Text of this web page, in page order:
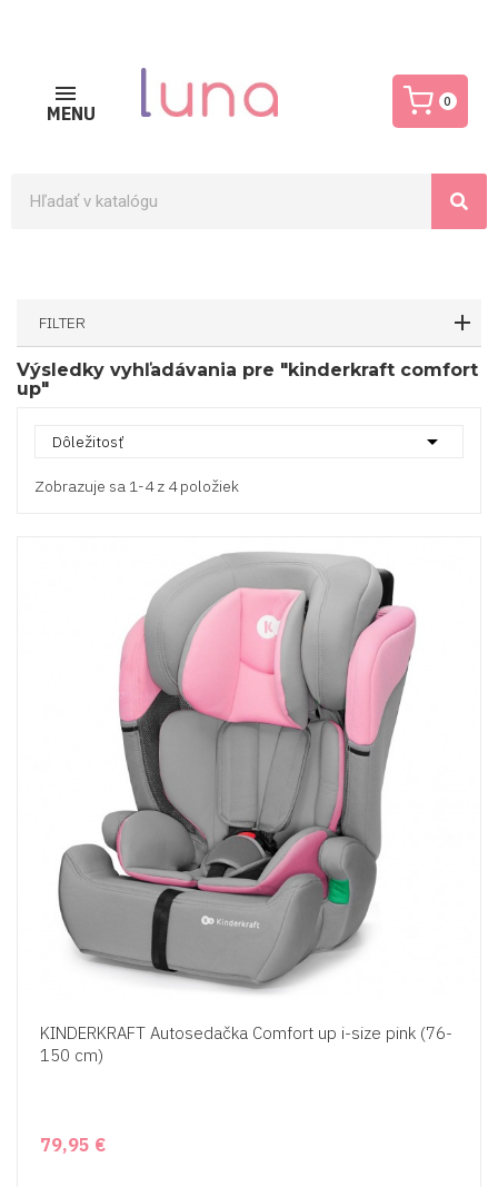
MENU
0
FILTER
Výsledky vyhľadávania pre "kinderkraft comfort
up"
Dôležitosť 
Zobrazuje sa 1-4 z 4 položiek
KINDERKRAFT Autosedačka Comfort up i-size pink (76-
150 cm)
79,95 €